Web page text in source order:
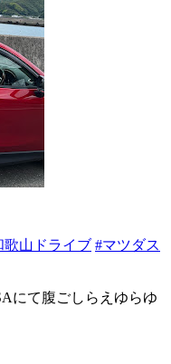
歌山ドライブ #マツダス
にて腹ごしらえゆらゆ